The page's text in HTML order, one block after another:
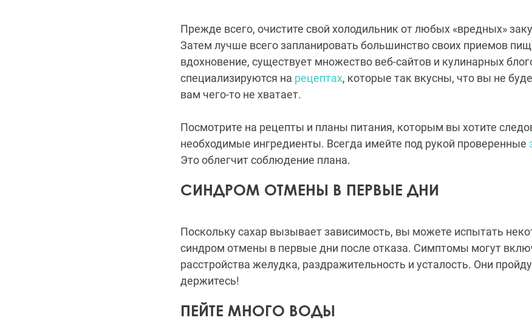
Прежде всего, очистите свой холодильник от любых «вредных»
Затем лучше всего запланировать большинство своих приемов
вдохновение, существует множество веб-сайтов и кулинарных
специализируются на рецептах, которые так вкусны, что вы не
вам чего-то не хватает.
Посмотрите на рецепты и планы питания, которым вы хотите
необходимые ингредиенты. Всегда имейте под рукой проверенные
Это облегчит соблюдение плана.
СИНДРОМ ОТМЕНЫ В ПЕРВЫЕ ДНИ
Поскольку сахар вызывает зависимость, вы можете испытать
синдром отмены в первые дни после отказа. Симптомы могут
расстройства желудка, раздражительность и усталость. Они
держитесь!
ПЕЙТЕ МНОГО ВОДЫ